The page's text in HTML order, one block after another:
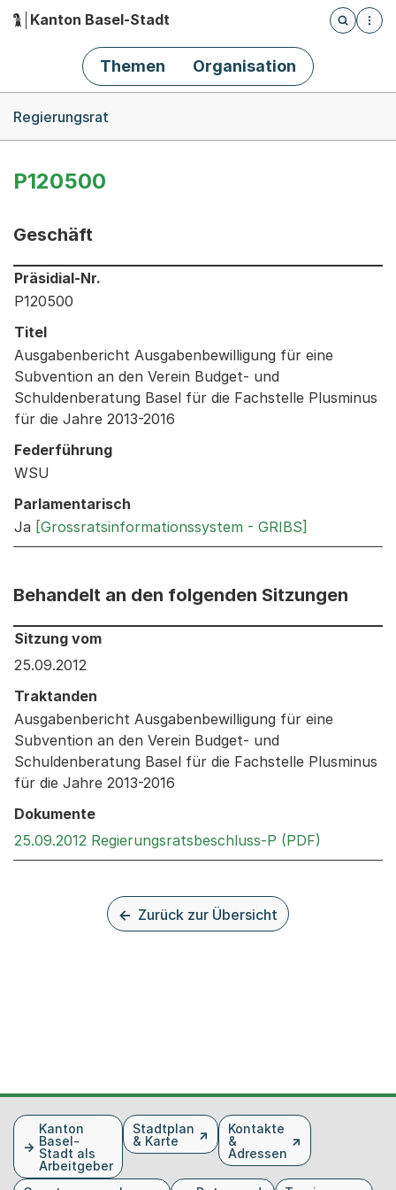
Hauptnavigation
Kanton Basel-Stadt
Öffnet
Themen Organisation
Regierungsrat
P120500
Geschäft
Informationen zum Ausgewählten Geschäft
Präsidial-Nr.
P120500
Titel
Ausgabenbericht Ausgabenbewilligung für eine
Subvention an den Verein Budget- und
Schuldenberatung Basel für die Fachstelle Plusminus
für die Jahre 2013-2016
Federführung
WSU
Parlamentarisch
Ja [Grossratsinformationssystem - GRIBS]
Behandelt an den folgenden Sitzungen
Behandelt an den folgenden Sitzungen: Informationen
Sitzung vom
25.09.2012
Traktanden
Ausgabenbericht Ausgabenbewilligung für eine
Subvention an den Verein Budget- und
Schuldenberatung Basel für die Fachstelle Plusminus
für die Jahre 2013-2016
Dokumente
25.09.2012 Regierungsratsbeschluss-P (PDF)
Zurück zur Übersicht
FusszeileKanton
Basel-
Stadt als
Arbeitgeber
Stadtplan
& Karte
Kontakte
&
Adressen